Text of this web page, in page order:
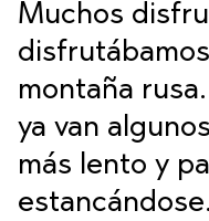
Muchos
montaña
ya van
más lento y
estancándose.